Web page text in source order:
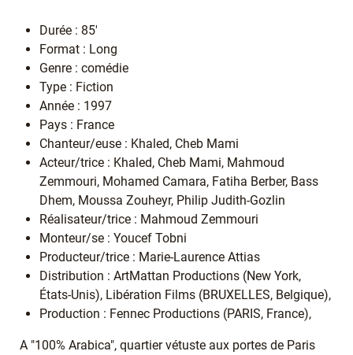
Durée : 85'
Format : Long
Genre : comédie
Type : Fiction
Année : 1997
Pays : France
Chanteur/euse : Khaled, Cheb Mami
Acteur/trice : Khaled, Cheb Mami, Mahmoud
Zemmouri, Mohamed Camara, Fatiha Berber, Bass
Dhem, Moussa Zouheyr, Philip Judith-Gozlin
Réalisateur/trice : Mahmoud Zemmouri
Monteur/se : Youcef Tobni
Producteur/trice : Marie-Laurence Attias
Distribution : ArtMattan Productions (New York,
États-Unis), Libération Films (BRUXELLES, Belgique),
Production : Fennec Productions (PARIS, France),
A "100% Arabica", quartier vétuste aux portes de Paris